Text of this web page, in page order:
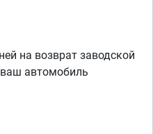
на возврат заводской
автомобиль